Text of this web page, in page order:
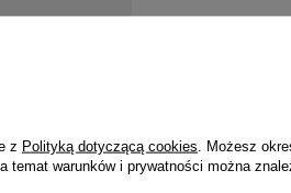
Styl
z Polityką dotyczącą cookies . Możesz
temat warunków i prywatności można